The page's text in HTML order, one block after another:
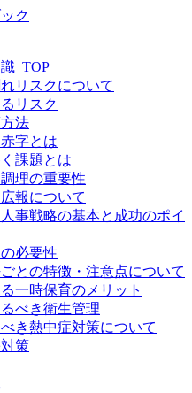
ク
_TOP
リスクについて
リスク
法
字とは
課題とは
理の重要性
報について
事戦略の基本と成功のポイ
必要性
との特徴・注意点について
一時保育のメリット
べき衛生管理
き熱中症対策について
策